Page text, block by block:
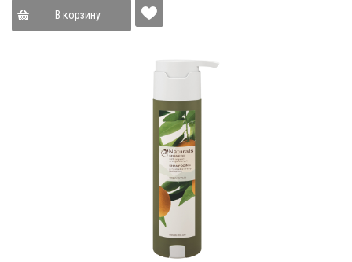
В корзину